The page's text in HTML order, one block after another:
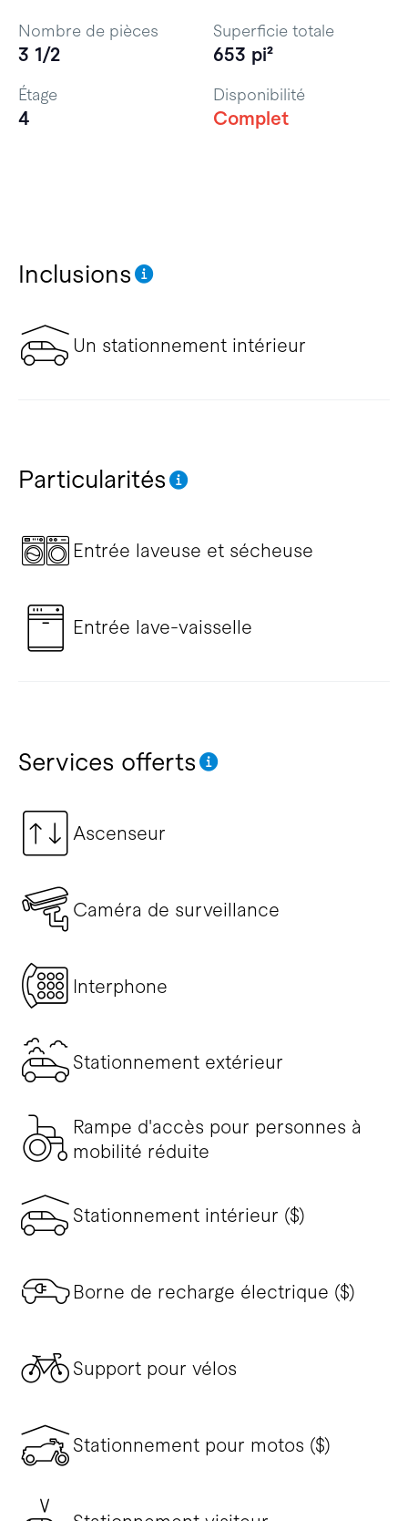
Inclusions
Un stationnement intérieur
Particularités
Entrée laveuse et sécheuse
Entrée lave-vaisselle
Services offerts
Ascenseur
Caméra de surveillance
Interphone
Stationnement extérieur
Rampe d'accès pour personnes à
mobilité réduite
Stationnement intérieur ($)
Borne de recharge électrique ($)
Support pour vélos
Stationnement pour motos ($)
Nombre de pièces
3 1/2
Superficie totale
653 pi²
Étage
4
Disponibilité
Complet